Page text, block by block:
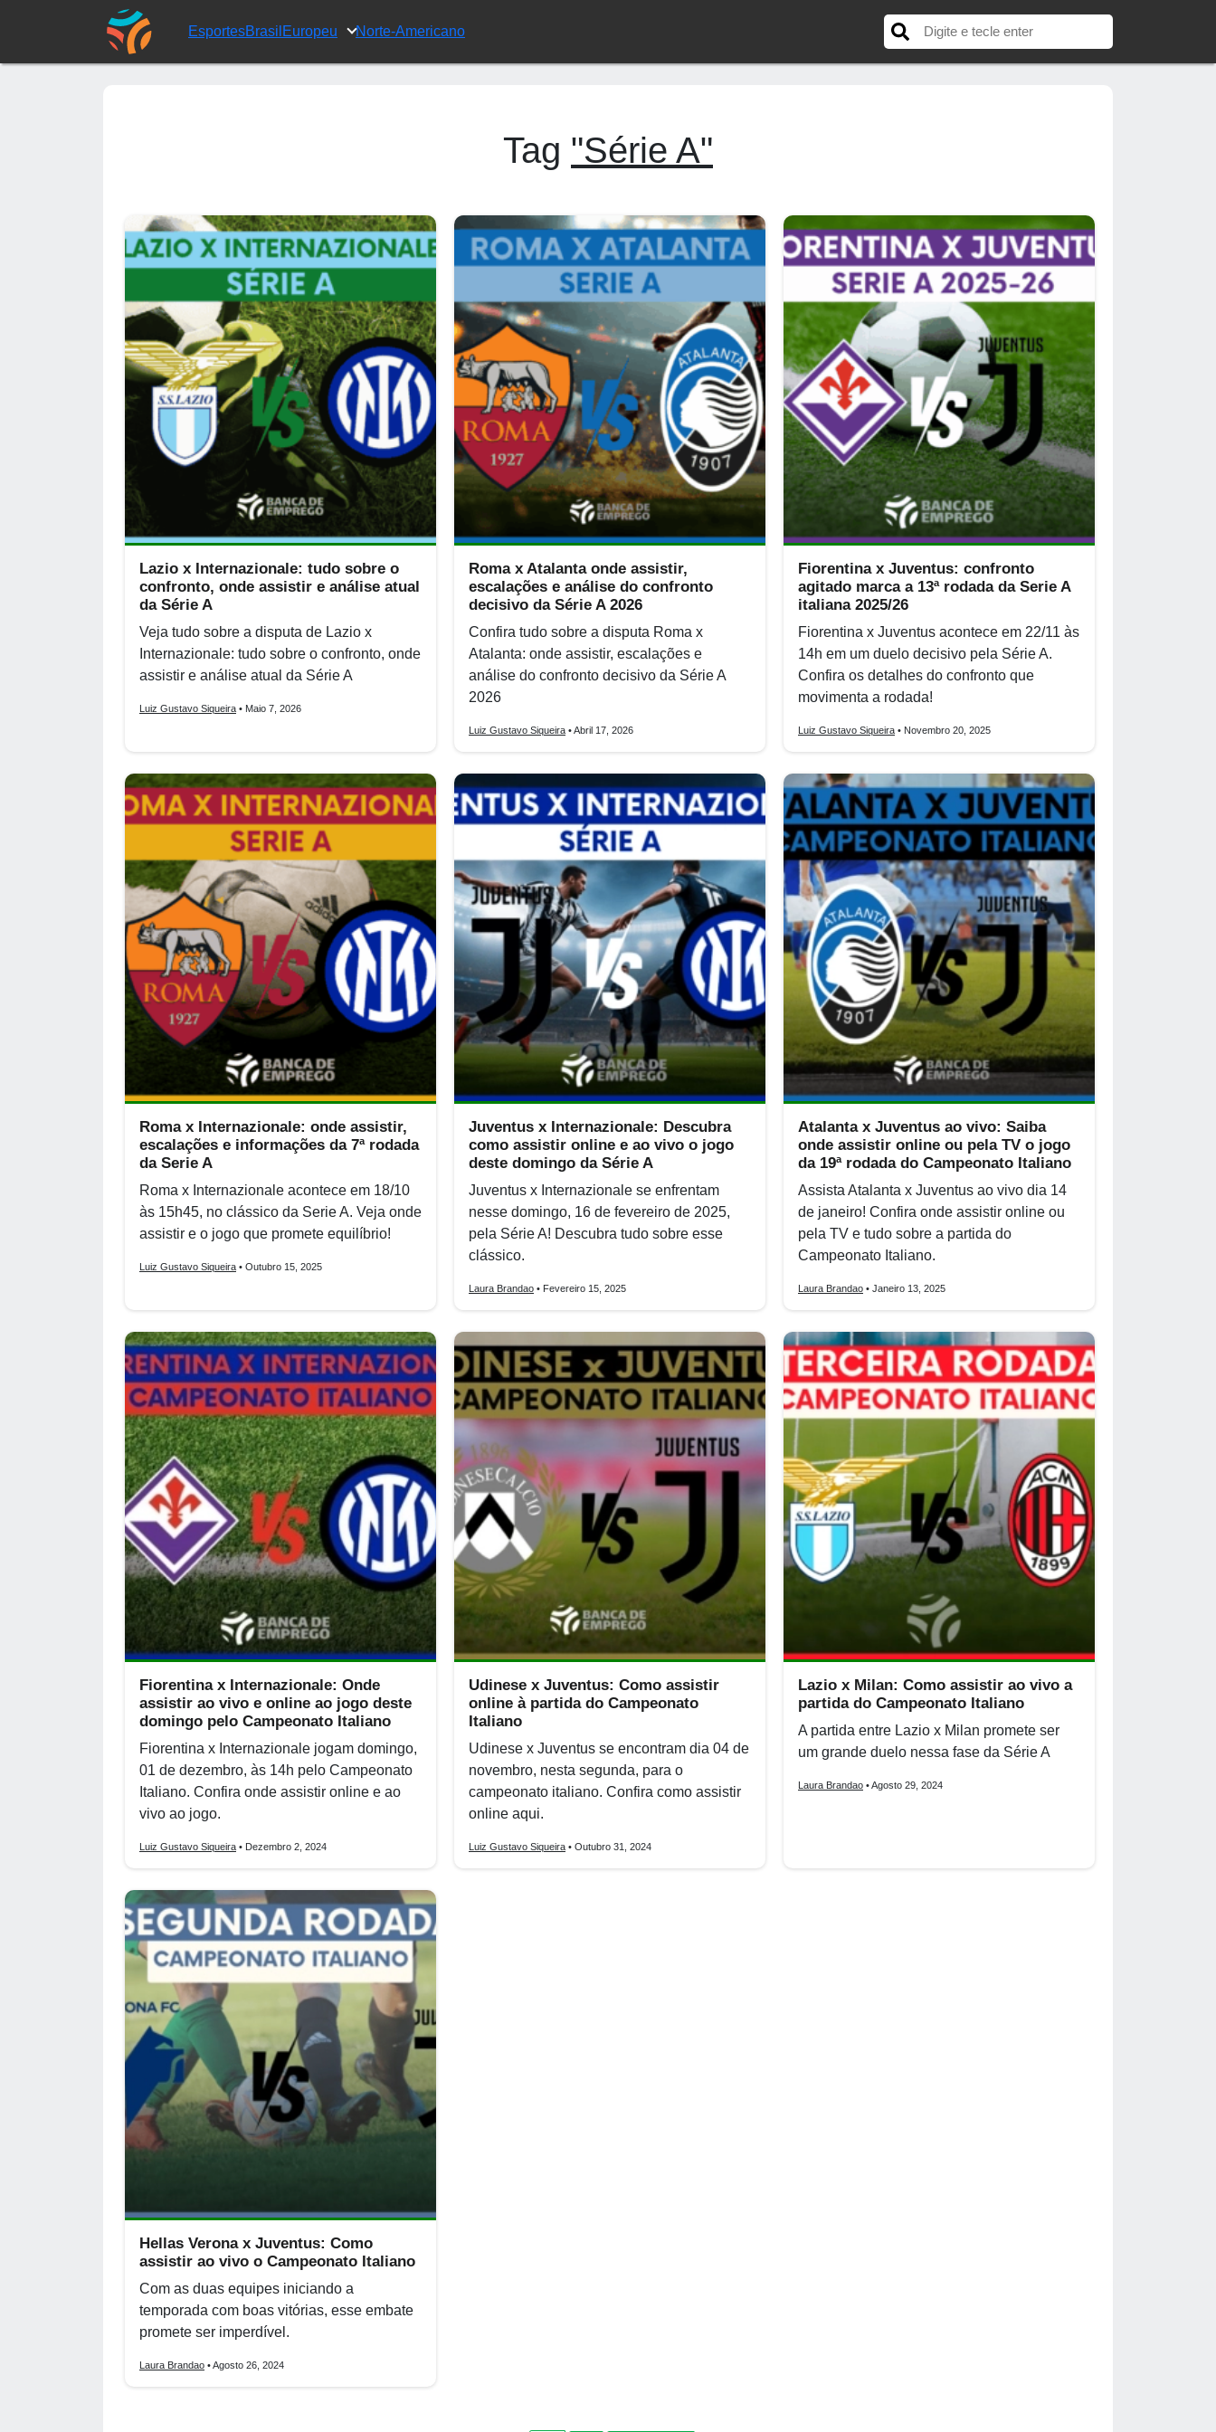
EsportesBrasil Europeu Norte-Americano
Tag "Série A"
Lazio x Internazionale: tudo sobre o
confronto, onde assistir e análise atual
da Série A
Veja tudo sobre a disputa de Lazio x
Internazionale: tudo sobre o confronto, onde
assistir e análise atual da Série A
Luiz Gustavo Siqueira • Maio 7, 2026
Roma x Atalanta onde assistir,
escalações e análise do confronto
decisivo da Série A 2026
Confira tudo sobre a disputa Roma x
Atalanta: onde assistir, escalações e
análise do confronto decisivo da Série A
2026
Luiz Gustavo Siqueira • Abril 17, 2026
Fiorentina x Juventus: confronto
agitado marca a 13ª rodada da Serie A
italiana 2025/26
Fiorentina x Juventus acontece em 22/11 às
14h em um duelo decisivo pela Série A.
Confira os detalhes do confronto que
movimenta a rodada!
Luiz Gustavo Siqueira • Novembro 20, 2025
Roma x Internazionale: onde assistir,
escalações e informações da 7ª rodada
da Serie A
Roma x Internazionale acontece em 18/10
às 15h45, no clássico da Serie A. Veja onde
assistir e o jogo que promete equilíbrio!
Luiz Gustavo Siqueira • Outubro 15, 2025
Juventus x Internazionale: Descubra
como assistir online e ao vivo o jogo
deste domingo da Série A
Juventus x Internazionale se enfrentam
nesse domingo, 16 de fevereiro de 2025,
pela Série A! Descubra tudo sobre esse
clássico.
Laura Brandao • Fevereiro 15, 2025
Atalanta x Juventus ao vivo: Saiba
onde assistir online ou pela TV o jogo
da 19ª rodada do Campeonato Italiano
Assista Atalanta x Juventus ao vivo dia 14
de janeiro! Confira onde assistir online ou
pela TV e tudo sobre a partida do
Campeonato Italiano.
Laura Brandao • Janeiro 13, 2025
Fiorentina x Internazionale: Onde
assistir ao vivo e online ao jogo deste
domingo pelo Campeonato Italiano
Fiorentina x Internazionale jogam domingo,
01 de dezembro, às 14h pelo Campeonato
Italiano. Confira onde assistir online e ao
vivo ao jogo.
Luiz Gustavo Siqueira • Dezembro 2, 2024
Udinese x Juventus: Como assistir
online à partida do Campeonato
Italiano
Udinese x Juventus se encontram dia 04 de
novembro, nesta segunda, para o
campeonato italiano. Confira como assistir
online aqui.
Luiz Gustavo Siqueira • Outubro 31, 2024
Lazio x Milan: Como assistir ao vivo a
partida do Campeonato Italiano
A partida entre Lazio x Milan promete ser
um grande duelo nessa fase da Série A
Laura Brandao • Agosto 29, 2024
Hellas Verona x Juventus: Como
assistir ao vivo o Campeonato Italiano
Com as duas equipes iniciando a
temporada com boas vitórias, esse embate
promete ser imperdível.
Laura Brandao • Agosto 26, 2024